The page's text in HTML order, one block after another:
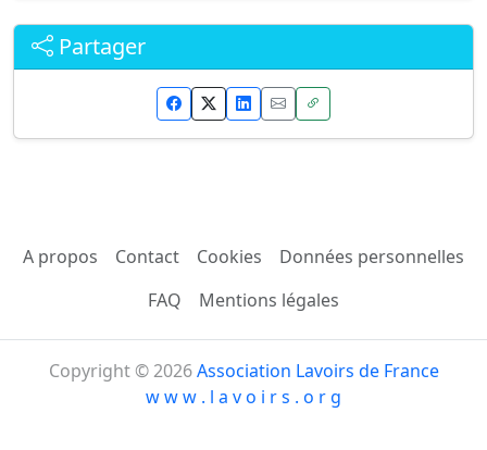
Partager
A propos Contact Cookies
Données personnelles
FAQ
Mentions légales
Copyright © 2026Association Lavoirs de France
w w w . l a v o i r s . o r g